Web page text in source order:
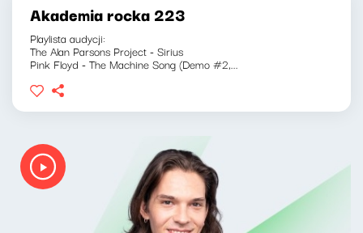
Akademia rocka 223
Playlista audycji:
The Alan Parsons Project - Sirius
Pink Floyd - The Machine Song (Demo #2,...